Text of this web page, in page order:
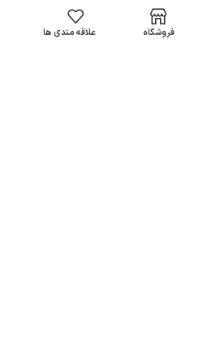
مسیرهای ارتباطی
و محافظ دست و
ناخن حجم 50
میلی لیتر مارگریت
فروشگاه علاقه مندی ها